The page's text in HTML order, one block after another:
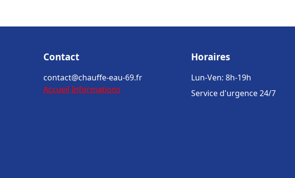
Contact
contact@chauffe-eau-69.fr
Accueil Informations
Horaires
Lun-Ven: 8h-19h
Service d'urgence 24/7